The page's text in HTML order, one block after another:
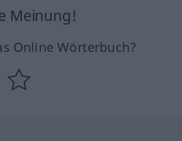
Meinung!
Online Wörterbuch?